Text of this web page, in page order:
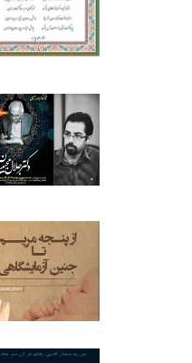
15 Mordad 1396 -
14 Mordad 1396 -